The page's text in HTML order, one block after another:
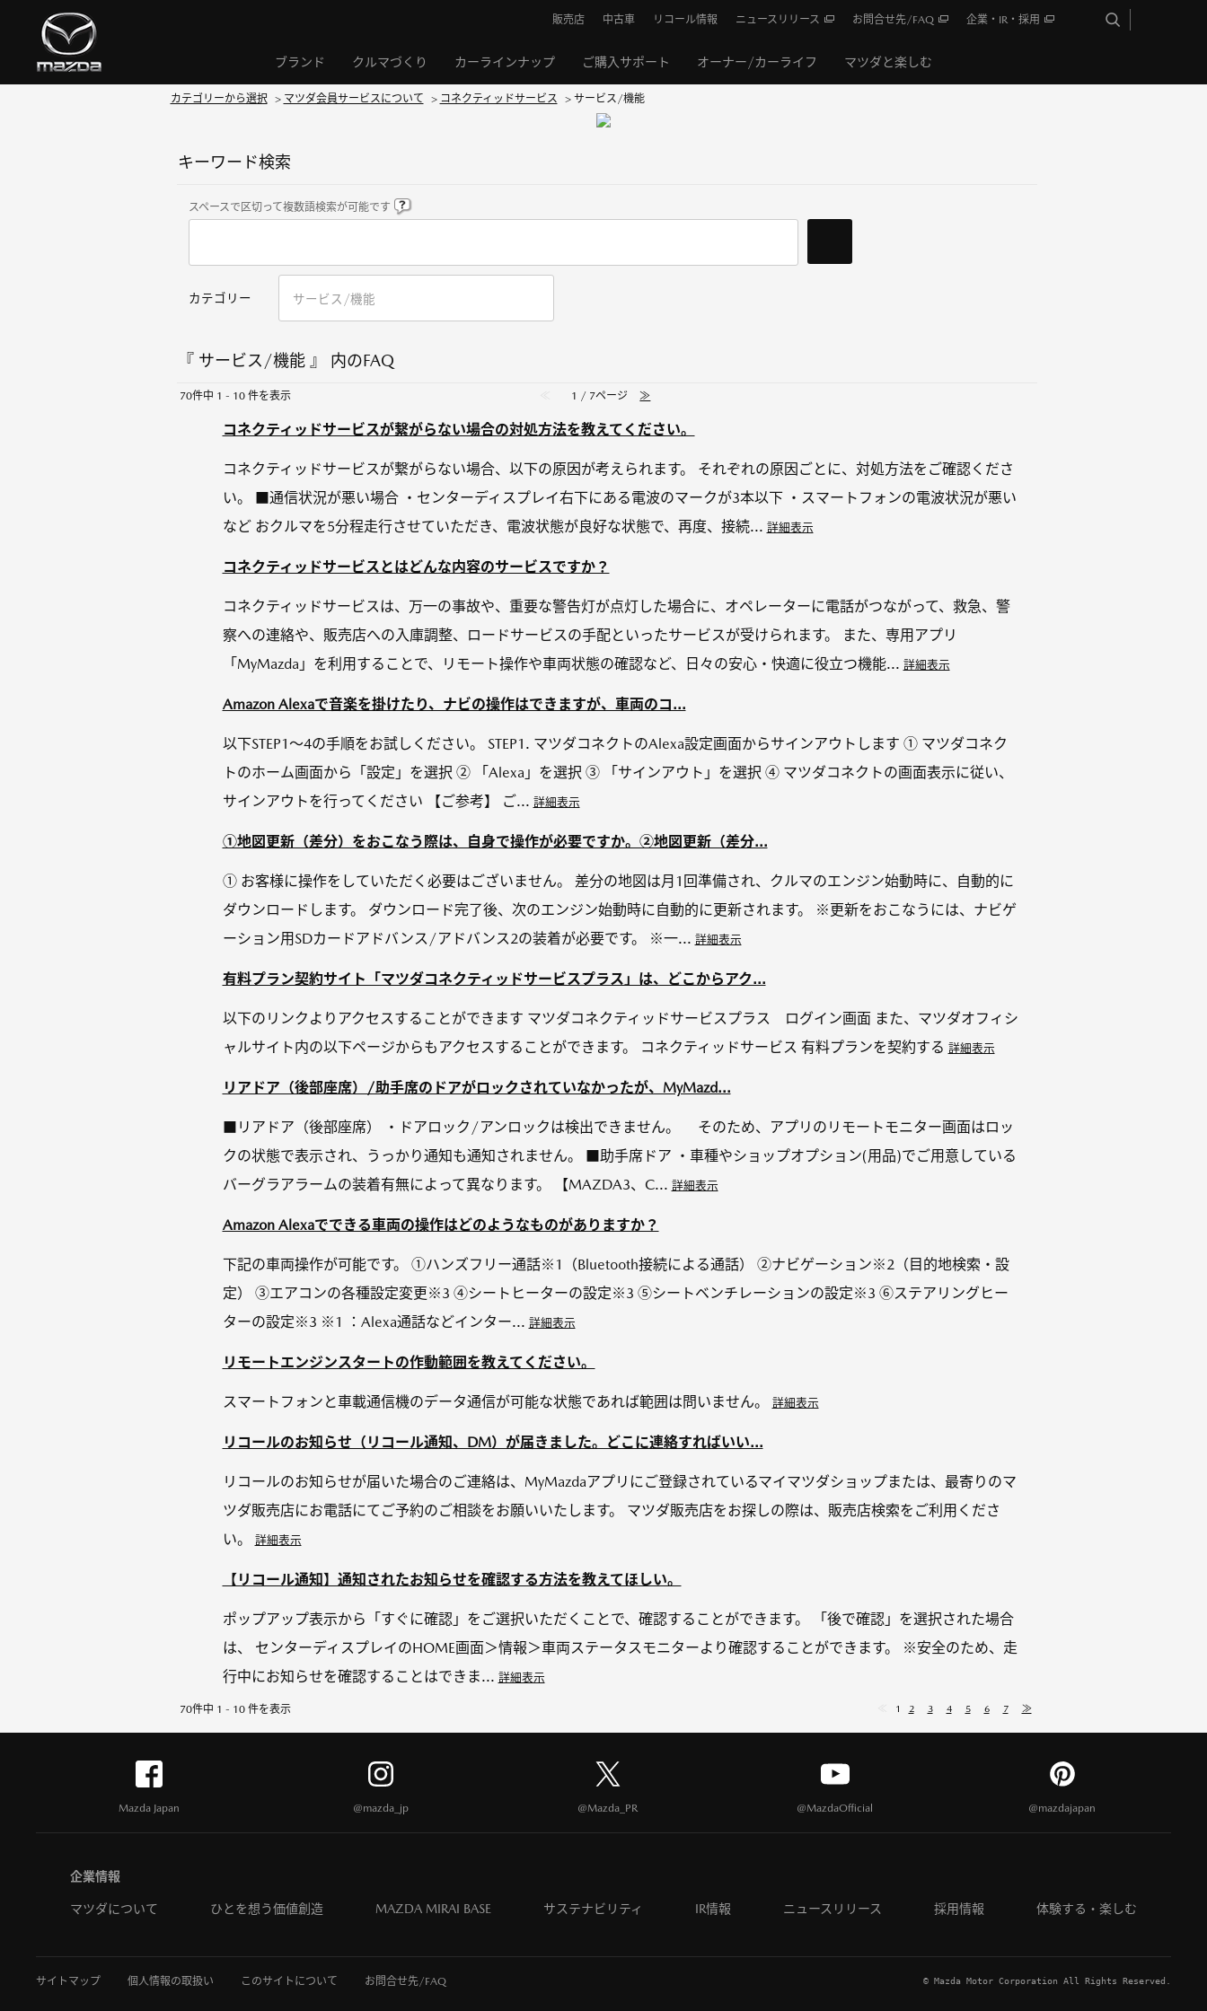
ブランド クルマづくり カーラインナップ ご購入サポート オーナー/カーライフ マツダと楽しむ
販売店 中古車 リコール情報 ニュースリリース お問合せ先/FAQ 企業・IR・採用
カテゴリーから選択 > マツダ会員サービスについて > コネクティッドサービス > サービス/機能
キーワード検索
スペースで区切って複数語検索が可能です
カテゴリー
『 サービス/機能 』 内のFAQ
70件中 1 - 10 件を表示 1 / 7ページ ≫
コネクティッドサービスが繋がらない場合の対処方法を教えてください。
コネクティッドサービスが繋がらない場合、以下の原因が考えられます。 それぞれの原因ごとに、対処方法をご確認くださ
い。 ■通信状況が悪い場合 ・センターディスプレイ右下にある電波のマークが3本以下 ・スマートフォンの電波状況が悪い
など おクルマを5分程走行させていただき、電波状態が良好な状態で、再度、接続... 詳細表示
コネクティッドサービスとはどんな内容のサービスですか？
コネクティッドサービスは、万一の事故や、重要な警告灯が点灯した場合に、オペレーターに電話がつながって、救急、警
察への連絡や、販売店への入庫調整、ロードサービスの手配といったサービスが受けられます。 また、専用アプリ
「MyMazda」を利用することで、リモート操作や車両状態の確認など、日々の安心・快適に役立つ機能... 詳細表示
Amazon Alexaで音楽を掛けたり、ナビの操作はできますが、車両のコ...
以下STEP1～4の手順をお試しください。 STEP1. マツダコネクトのAlexa設定画面からサインアウトします ① マツダコネク
トのホーム画面から「設定」を選択 ② 「Alexa」を選択 ③ 「サインアウト」を選択 ④ マツダコネクトの画面表示に従い、
サインアウトを行ってください 【ご参考】 ご... 詳細表示
①地図更新（差分）をおこなう際は、自身で操作が必要ですか。②地図更新（差分...
① お客様に操作をしていただく必要はございません。 差分の地図は月1回準備され、クルマのエンジン始動時に、自動的に
ダウンロードします。 ダウンロード完了後、次のエンジン始動時に自動的に更新されます。 ※更新をおこなうには、ナビゲ
ーション用SDカードアドバンス/アドバンス2の装着が必要です。 ※一... 詳細表示
有料プラン契約サイト「マツダコネクティッドサービスプラス」は、どこからアク...
以下のリンクよりアクセスすることができます マツダコネクティッドサービスプラス ログイン画面 また、マツダオフィシ
ャルサイト内の以下ページからもアクセスすることができます。 コネクティッドサービス 有料プランを契約する 詳細表示
リアドア（後部座席）/助手席のドアがロックされていなかったが、MyMazd...
■リアドア（後部座席） ・ドアロック/アンロックは検出できません。 そのため、アプリのリモートモニター画面はロッ
クの状態で表示され、うっかり通知も通知されません。 ■助手席ドア ・車種やショップオプション(用品)でご用意している
バーグラアラームの装着有無によって異なります。 【MAZDA3、C... 詳細表示
Amazon Alexaでできる車両の操作はどのようなものがありますか？
下記の車両操作が可能です。 ①ハンズフリー通話※1（Bluetooth接続による通話） ②ナビゲーション※2（目的地検索・設
定） ③エアコンの各種設定変更※3 ④シートヒーターの設定※3 ⑤シートベンチレーションの設定※3 ⑥ステアリングヒー
ターの設定※3 ※1 ：Alexa通話などインター... 詳細表示
リモートエンジンスタートの作動範囲を教えてください。
スマートフォンと車載通信機のデータ通信が可能な状態であれば範囲は問いません。 詳細表示
リコールのお知らせ（リコール通知、DM）が届きました。どこに連絡すればいい...
リコールのお知らせが届いた場合のご連絡は、MyMazdaアプリにご登録されているマイマツダショップまたは、最寄りのマ
ツダ販売店にお電話にてご予約のご相談をお願いいたします。 マツダ販売店をお探しの際は、販売店検索をご利用くださ
い。
詳細表示
【リコール通知】通知されたお知らせを確認する方法を教えてほしい。
ポップアップ表示から「すぐに確認」をご選択いただくことで、確認することができます。 「後で確認」を選択された場合
は、 センターディスプレイのHOME画面＞情報＞車両ステータスモニターより確認することができます。 ※安全のため、走
行中にお知らせを確認することはできま... 詳細表示
70件中 1 - 10 件を表示 1 2 3 4 5 6 7 ≫
Mazda Japan @mazda_jp @Mazda_PR @MazdaOfficial @mazdajapan
企業情報
マツダについて ひとを想う価値創造 MAZDA MIRAI BASE サステナビリティ IR情報 ニュースリリース 採用情報 体験する・楽しむ
サイトマップ 個人情報の取扱い このサイトについて お問合せ先/FAQ © Mazda Motor Corporation All Rights Reserved.